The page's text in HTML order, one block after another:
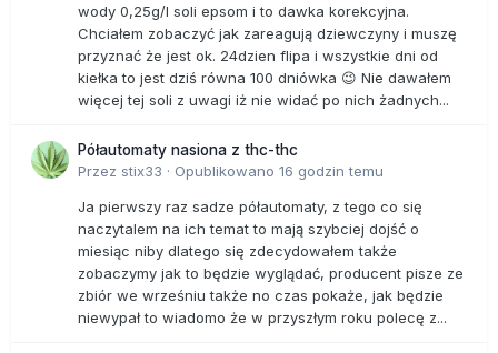
wody 0,25g/l soli epsom i to dawka korekcyjna.
Chciałem zobaczyć jak zareagują dziewczyny i muszę
przyznać że jest ok. 24dzien flipa i wszystkie dni od
kiełka to jest dziś równa 100 dniówka 😉 Nie dawałem
więcej tej soli z uwagi iż nie widać po nich żadnych...
Półautomaty nasiona z thc-thc
Przez stix33 · Opublikowano 16 godzin temu
Ja pierwszy raz sadze półautomaty, z tego co się
naczytalem na ich temat to mają szybciej dojść o
miesiąc niby dlatego się zdecydowałem także
zobaczymy jak to będzie wyglądać, producent pisze ze
zbiór we wrześniu także no czas pokaże, jak będzie
niewypał to wiadomo że w przyszłym roku polecę z...